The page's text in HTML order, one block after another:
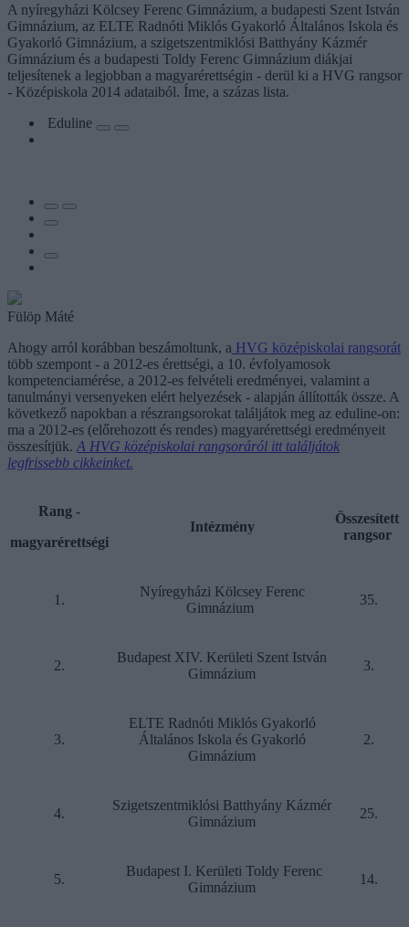
A nyíregyházi Kölcsey Ferenc Gimnázium, a budapesti Szent István
Gimnázium, az ELTE Radnóti Miklós Gyakorló Általános Iskola és
Gyakorló Gimnázium, a szigetszentmiklósi Batthyány Kázmér
Gimnázium és a budapesti Toldy Ferenc Gimnázium diákjai
teljesítenek a legjobban a magyarérettségin - derül ki a HVG rangsor
- Középiskola 2014 adataiból. Íme, a százas lista.
Eduline
Fülöp Máté
Ahogy arról korábban beszámoltunk, a HVG középiskolai rangsorát
több szempont - a 2012-es érettségi, a 10. évfolyamosok
kompetenciamérése, a 2012-es felvételi eredményei, valamint a
tanulmányi versenyeken elért helyezések - alapján állították össze. A
következő napokban a részrangsorokat találjátok meg az eduline-on:
ma a 2012-es (előrehozott és rendes) magyarérettségi eredményeit
összesítjük. A HVG középiskolai rangsoráról itt találjátok
legfrissebb cikkeinket.
Rang -
magyarérettségi
Intézmény
Összesített
rangsor
1.
Nyíregyházi Kölcsey Ferenc
Gimnázium
35.
2.
Budapest XIV. Kerületi Szent István
Gimnázium
3.
3.
ELTE Radnóti Miklós Gyakorló
Általános Iskola és Gyakorló
Gimnázium
2.
4.
Szigetszentmiklósi Batthyány Kázmér
Gimnázium
25.
5.
Budapest I. Kerületi Toldy Ferenc
Gimnázium
14.